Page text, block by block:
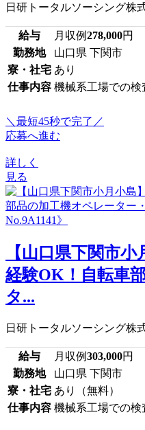
日研トータルソーシング株
給与 月収例278,000円
勤務地
山口県 下関市
寮・社宅 あり
仕事内容 機械系工場での検
＼最短45秒で完了／
応募へ進む
詳しく
見る
【山口県下関市
経験OK！自転車
タ...
日研トータルソーシング株
給与 月収例303,000円
勤務地
山口県 下関市
寮・社宅 あり（無料）
仕事内容 機械系工場での検